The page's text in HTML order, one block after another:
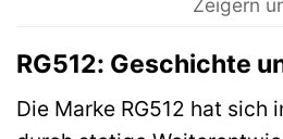
Zeigern
RG512: Geschichte
Die Marke RG512 hat sich